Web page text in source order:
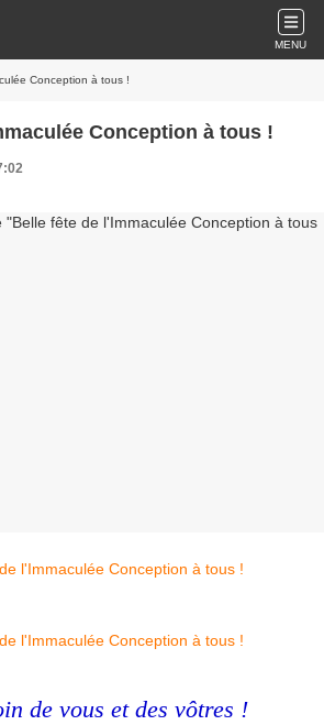
MENU
Conception à tous !
Conception à tous !
de vous et des vôtres !